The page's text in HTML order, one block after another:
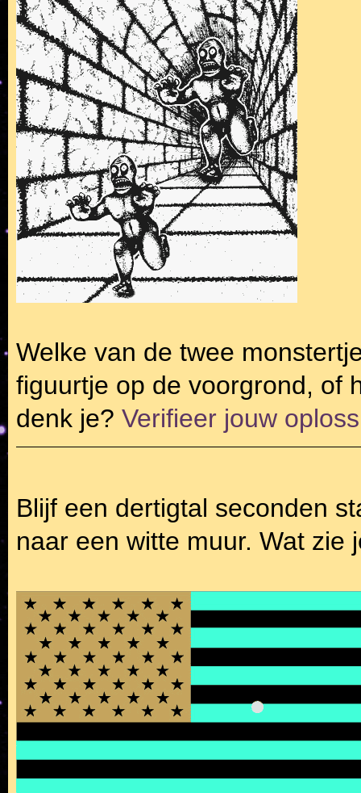
Welke van de twee
figuurtje op de voorgrond, of
denk je? Verifieer jouw
Blijf een dertigtal seconden
naar een witte muur. Wat zie